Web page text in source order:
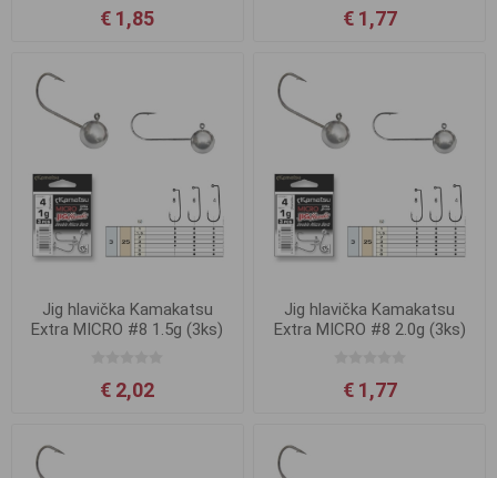
€ 1,85 € 1,77
Jig hlavička Kamakatsu
Extra MICRO #8 1.5g (3ks)
€ 2,02
Jig hlavička Kamakatsu
Extra MICRO #8 2.0g (3ks)
€ 1,77